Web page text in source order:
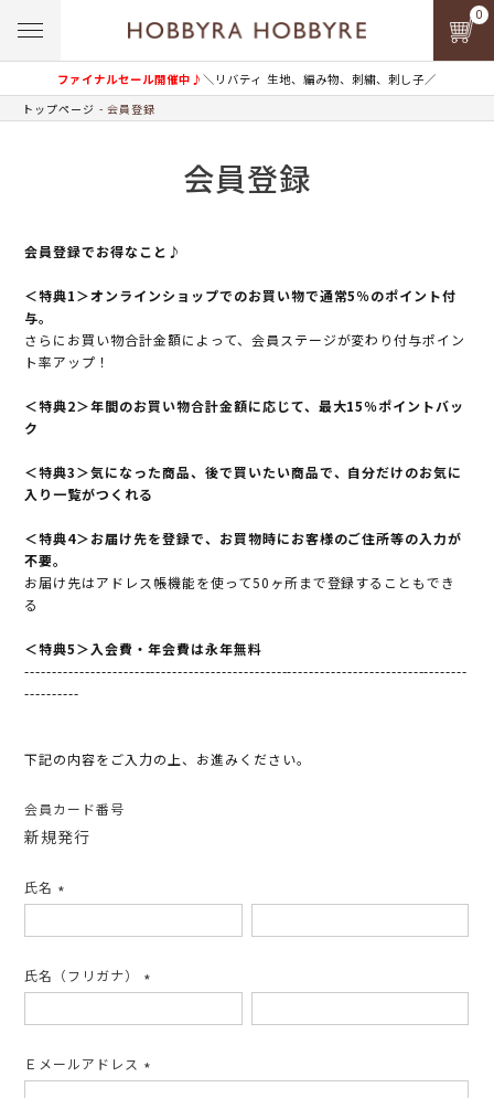
ファイナルセール開催中♪＼リバティ 生地、編み物、刺繍、刺し子／
0
トップページ 会員登録
会員登録
会員登録でお得なこと♪
＜特典1＞オンラインショップでのお買い物で通常5％のポイント付
与。
さらにお買い物合計金額によって、会員ステージが変わり付与ポイン
ト率アップ！
＜特典2＞年間のお買い物合計金額に応じて、最大15％ポイントバッ
ク
＜特典3＞気になった商品、後で買いたい商品で、自分だけのお気に
入り一覧がつくれる
＜特典4＞お届け先を登録で、お買物時にお客様のご住所等の入力が
不要。
お届け先はアドレス帳機能を使って50ヶ所まで登録することもでき
る
＜特典5＞入会費・年会費は永年無料
---------------------------------------------------------------------------------
----------
下記の内容をご入力の上、お進みください。
会員カード番号
新規発行
氏名
須)
氏名（フリガナ）
須)
Ｅメールアドレス